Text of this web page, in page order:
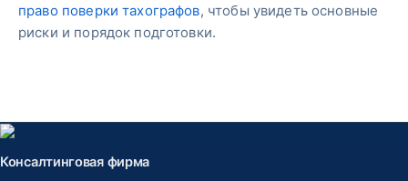
право поверки тахографов, чтобы увидеть основные
риски и порядок подготовки.
Консалтинговая фирма